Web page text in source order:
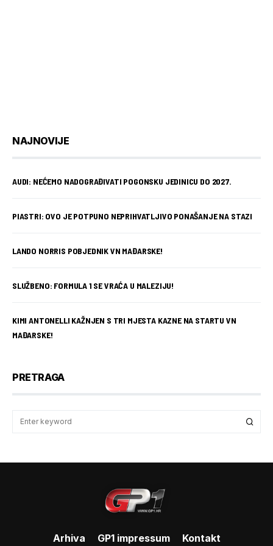
NAJNOVIJE
AUDI: NEĆEMO NADOGRAĐIVATI POGONSKU JEDINICU DO 2027.
PIASTRI: OVO JE POTPUNO NEPRIHVATLJIVO PONAŠANJE NA STAZI
LANDO NORRIS POBJEDNIK VN MAĐARSKE!
SLUŽBENO: FORMULA 1 SE VRAĆA U MALEZIJU!
KIMI ANTONELLI KAŽNJEN S TRI MJESTA KAZNE NA STARTU VN
MAĐARSKE!
PRETRAGA
Arhiva GP1 impressum Kontakt